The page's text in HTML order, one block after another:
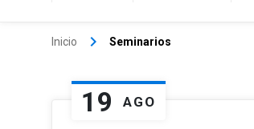
Inicio keyboard_arrow_right Seminarios
19 AGO